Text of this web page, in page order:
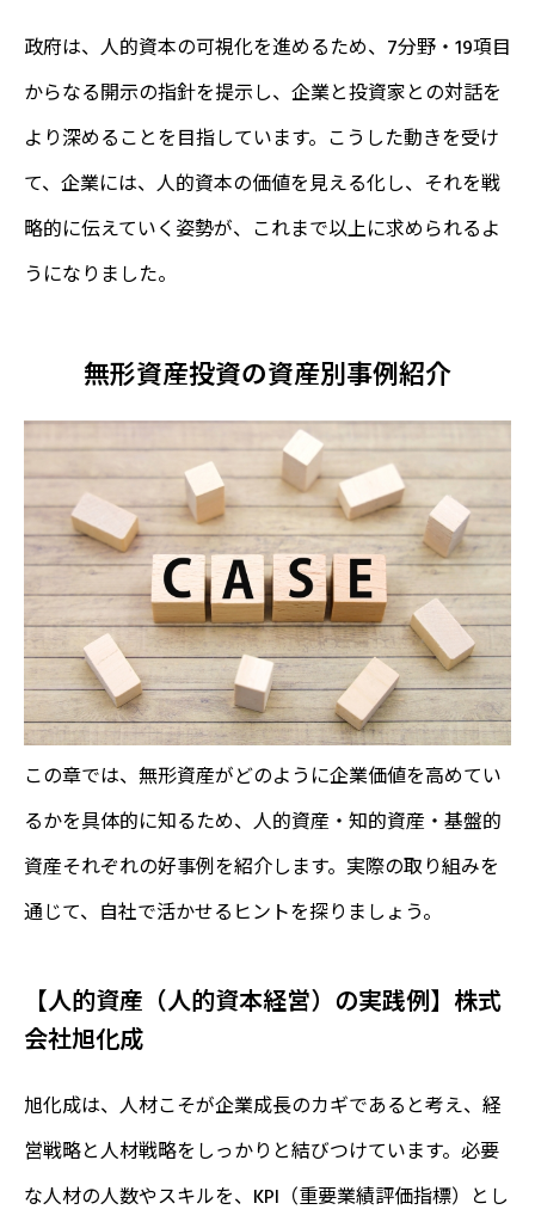
政府は、人的資本の可視化を進めるため、7分野・19項目
からなる開示の指針を提示し、企業と投資家との対話を
より深めることを目指しています。こうした動きを受け
て、企業には、人的資本の価値を見える化し、それを戦
略的に伝えていく姿勢が、これまで以上に求められるよ
うになりました。
無形資産投資の資産別事例紹介
この章では、無形資産がどのように企業価値を高めてい
るかを具体的に知るため、人的資産・知的資産・基盤的
資産それぞれの好事例を紹介します。実際の取り組みを
通じて、自社で活かせるヒントを探りましょう。
【人的資産（人的資本経営）の実践例】株式
会社旭化成
旭化成は、人材こそが企業成長のカギであると考え、経
営戦略と人材戦略をしっかりと結びつけています。必要
な人材の人数やスキルを、KPI（重要業績評価指標）とし